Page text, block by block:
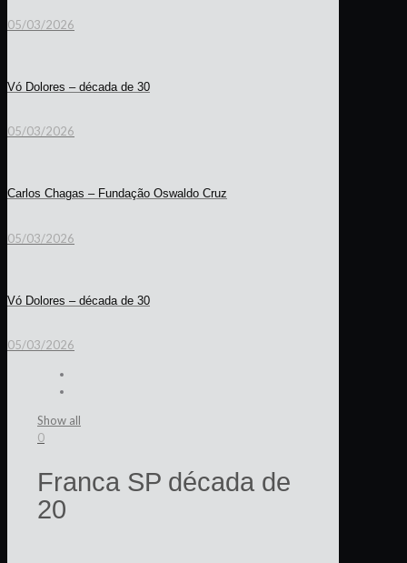
05/03/2026
Vó Dolores – década de 30
05/03/2026
Carlos Chagas – Fundação Oswaldo Cruz
05/03/2026
Vó Dolores – década de 30
05/03/2026
Show all
0
Franca SP década de
20